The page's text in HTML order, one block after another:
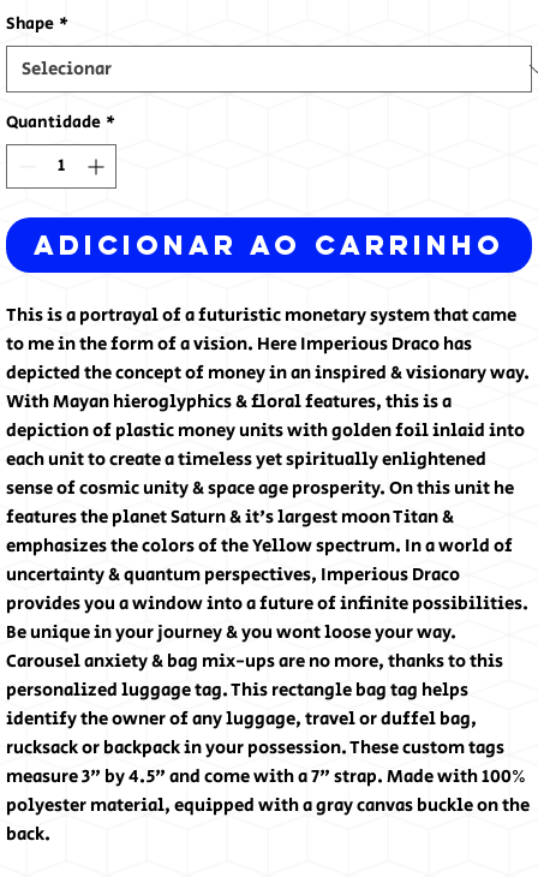
Shape *
Quantidade *
Adicionar ao carrinho
This is a portrayal of a futuristic monetary system that came
to me in the form of a vision. Here Imperious Draco has
depicted the concept of money in an inspired & visionary way.
With Mayan hieroglyphics & floral features, this is a
depiction of plastic money units with golden foil inlaid into
each unit to create a timeless yet spiritually enlightened
sense of cosmic unity & space age prosperity. On this unit he
features the planet Saturn & it's largest moon Titan &
emphasizes the colors of the Yellow spectrum. In a world of
uncertainty & quantum perspectives, Imperious Draco
provides you a window into a future of infinite possibilities.
Be unique in your journey & you wont loose your way.
Carousel anxiety & bag mix-ups are no more, thanks to this
personalized luggage tag. This rectangle bag tag helps
identify the owner of any luggage, travel or duffel bag,
rucksack or backpack in your possession. These custom tags
measure 3" by 4.5" and come with a 7" strap. Made with 100%
polyester material, equipped with a gray canvas buckle on the
back.